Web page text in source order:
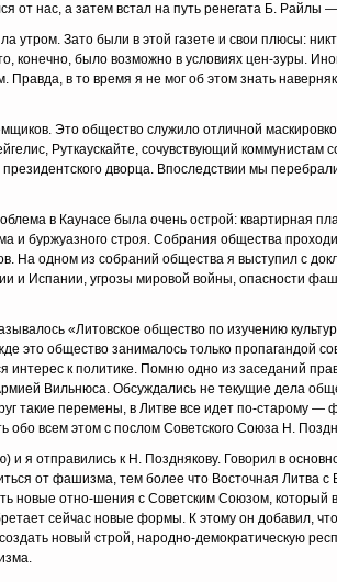
от нас, а затем встал на путь ренегата Б. Райлы
утром. Зато были в этой газете и свои плюсы:
конечно, было возможно в условиях цен-зуры.
в то время я не мог об этом знать
Это об­щество служило отличной
Руткаускайте, сочувствующий коммунистам
дворца. Впо­следствии мы
в Кау­насе была очень острой: квартирная
и буржуазного строя. Собрания общества
На одном из собраний общества я выступил с
и Испа­нии, угрозы мировой войны, опасности
«Ли­товское общество по изучению
общество занималось только пропагандой
интерес к политике. Помню одно из заседаний
Виль­нюса. Обсуждались не текущие дела
такие перемены, в Литве все идет по-ста­рому —
обо всем этом с послом Совет­ского Союза Н.
я отправились к Н. Позднякову. Говорил в
от фашизма, тем более что Во­сточная Литва
отно-шения с Советским Союзом, который
сейчас новые формы. К этому он добавил, что
новый строй, народно-демократическую